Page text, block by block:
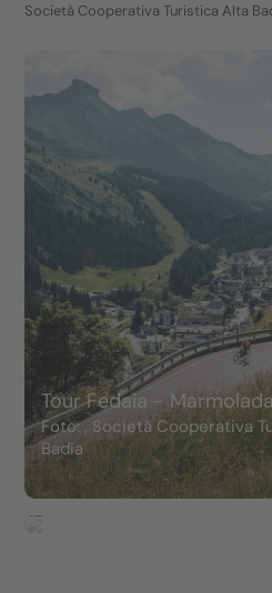
Società Cooperativa Turistica Alta
Tour Fedaia - Marmolada
Foto: , Società Cooperativa
Badia